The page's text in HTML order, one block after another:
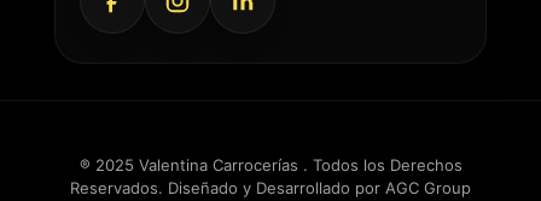
® 2025 Valentina Carrocerías . Todos los Derechos
Reservados. Diseñado y Desarrollado por AGC Group